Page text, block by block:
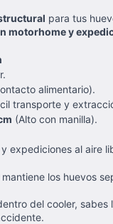
para tus
motorhome y
alimentario).
transporte y
(Alto con manilla).
expediciones al aire
los huevos
del cooler,